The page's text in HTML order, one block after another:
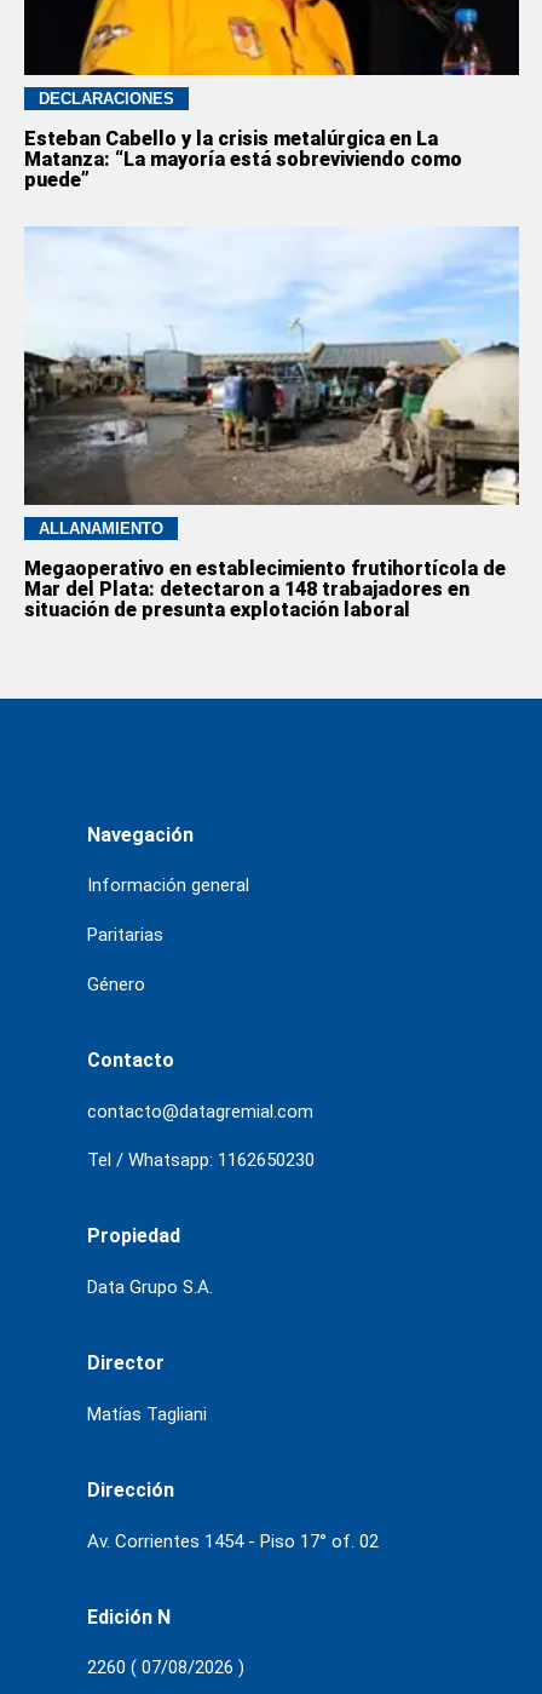
DECLARACIONES
Esteban Cabello y la crisis metalúrgica en La
Matanza: “La mayoría está sobreviviendo como
puede”
ALLANAMIENTO
Megaoperativo en establecimiento frutihortícola de
Mar del Plata: detectaron a 148 trabajadores en
situación de presunta explotación laboral
Navegación
Información general
Paritarias
Género
Contacto
contacto@datagremial.com
Tel / Whatsapp: 1162650230
Propiedad
Data Grupo S.A.
Director
Matías Tagliani
Dirección
Av. Corrientes 1454 - Piso 17° of. 02
Edición N
2260 ( 07/08/2026 )